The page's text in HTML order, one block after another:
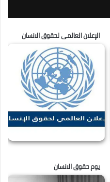
الإعلان العالمى لحقوق الانسان
يوم حقوق الانسان